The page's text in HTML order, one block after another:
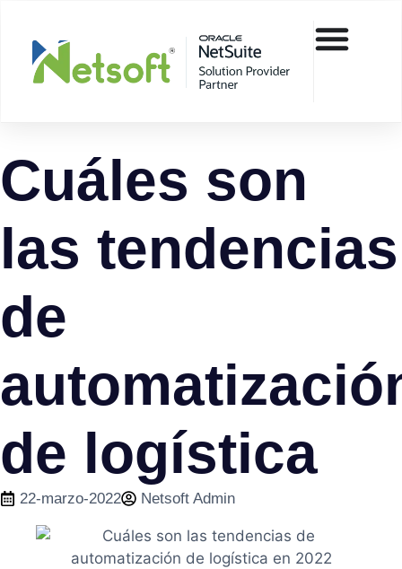
Cuáles son
las tendencias
de
de logística
22-marzo-2022 Netsoft Admin